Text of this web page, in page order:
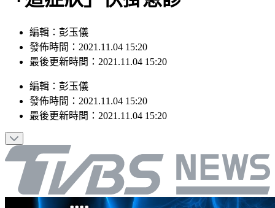
「這症狀」快掛急診
編輯：彭玉儀
發佈時間：2021.11.04 15:20
編輯：彭玉儀
發佈時間：2021.11.04 15:20